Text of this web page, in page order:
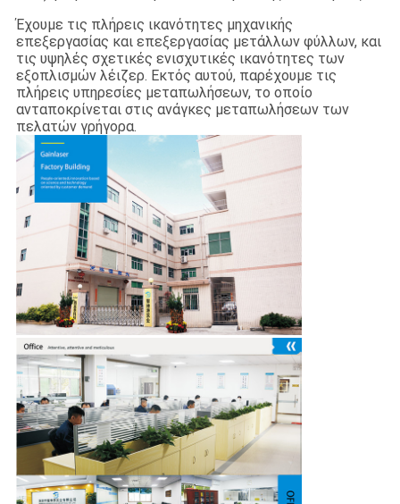
Έχουμε τις πλήρεις ικανότητες μηχανικής
επεξεργασίας και επεξεργασίας μετάλλων φύλλων, και
τις υψηλές σχετικές ενισχυτικές ικανότητες των
εξοπλισμών λέιζερ. Εκτός αυτού, παρέχουμε τις
πλήρεις υπηρεσίες μεταπωλήσεων, το οποίο
ανταποκρίνεται στις ανάγκες μεταπωλήσεων των
πελατών γρήγορα.